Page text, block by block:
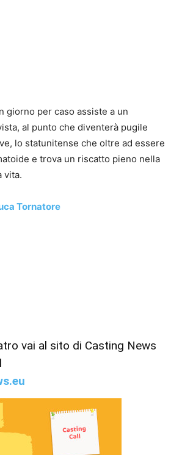
giorno per caso assiste a un
al punto che diventerà pugile
lo statunitense che oltre ad essere
e trova un riscatto pieno nella
vita.
Tornatore
vai al sito di Casting News